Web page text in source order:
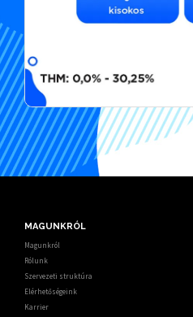
MAGUNKRÓL
Magunkról
Rólunk
Szervezeti struktúra
Elérhetőségeink
Karrier